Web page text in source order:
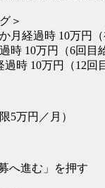
＞
月経過時 10万円（
時 10万円（6回目
時 10万円（12回
5万円／月）
へ進む」を押す